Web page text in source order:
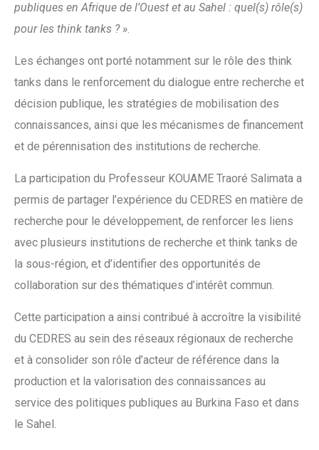
publiques en Afrique de l’Ouest et au Sahel : quel(s) rôle(s)
pour les think tanks ? ».
Les échanges ont porté notamment sur le rôle des think
tanks dans le renforcement du dialogue entre recherche et
décision publique, les stratégies de mobilisation des
connaissances, ainsi que les mécanismes de financement
et de pérennisation des institutions de recherche.
La participation du Professeur KOUAME Traoré Salimata a
permis de partager l’expérience du CEDRES en matière de
recherche pour le développement, de renforcer les liens
avec plusieurs institutions de recherche et think tanks de
la sous-région, et d’identifier des opportunités de
collaboration sur des thématiques d’intérêt commun.
Cette participation a ainsi contribué à accroître la visibilité
du CEDRES au sein des réseaux régionaux de recherche
et à consolider son rôle d’acteur de référence dans la
production et la valorisation des connaissances au
service des politiques publiques au Burkina Faso et dans
le Sahel.